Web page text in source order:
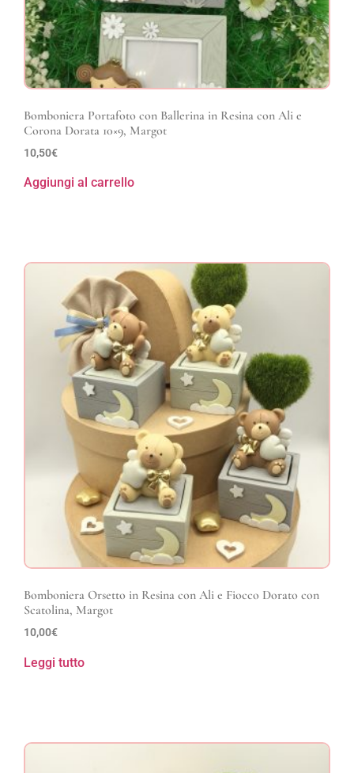
Bomboniera Portafoto con Ballerina in Resina con Ali e
Corona Dorata 10×9, Margot
10,50€
Aggiungi al carrello
Bomboniera Orsetto in Resina con Ali e Fiocco Dorato con
Scatolina, Margot
10,00€
Leggi tutto